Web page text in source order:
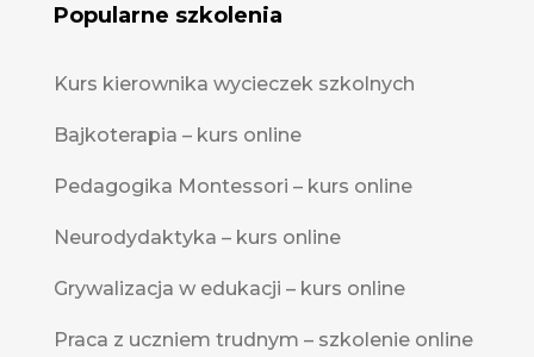
Popularne szkolenia
Kurs kierownika wycieczek szkolnych
Bajkoterapia – kurs online
Pedagogika Montessori – kurs online
Neurodydaktyka – kurs online
Grywalizacja w edukacji – kurs online
Praca z uczniem trudnym – szkolenie online